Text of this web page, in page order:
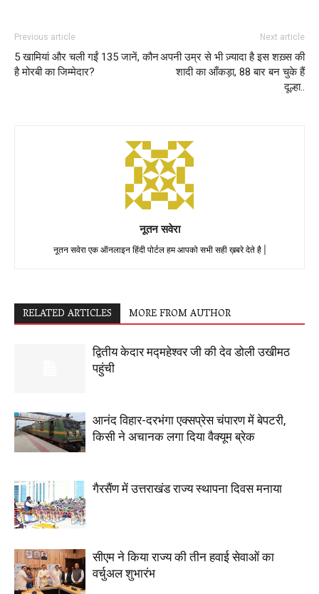
Previous article
5 खामियां और चली गईं 135 जानें, कौन
है मोरबी का जिम्मेदार?
Next article
अपनी उम्र से भी ज़्यादा है इस शख़्स की
शादी का आँकड़ा, 88 बार बन चुके हैं
दूल्हा..
नूतन सवेरा
नूतन सवेरा एक ऑनलाइन हिंदी पोर्टल हम आपको सभी सही ख़बरे देते है |
RELATED ARTICLES MORE FROM AUTHOR
द्वितीय केदार मद्महेश्वर जी की देव डोली उखीमठ
पहुंची
आनंद विहार-दरभंगा एक्सप्रेस चंपारण में बेपटरी,
किसी ने अचानक लगा दिया वैक्यूम ब्रेक
गैरसैंण में उत्तराखंड राज्य स्थापना दिवस मनाया
सीएम ने किया राज्य की तीन हवाई सेवाओं का
वर्चुअल शुभारंभ